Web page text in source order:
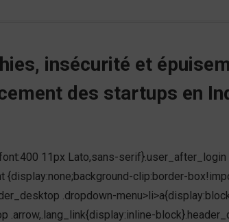
insécurité et
des startups en
11px Lato,sans-
{display:none;background-clip:border-
.dropdown-
.arrow,.lang_link{display:inline-